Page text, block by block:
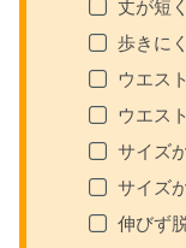
丈が短
歩きに
ウエス
ウエス
サイズ
サイズ
伸びず